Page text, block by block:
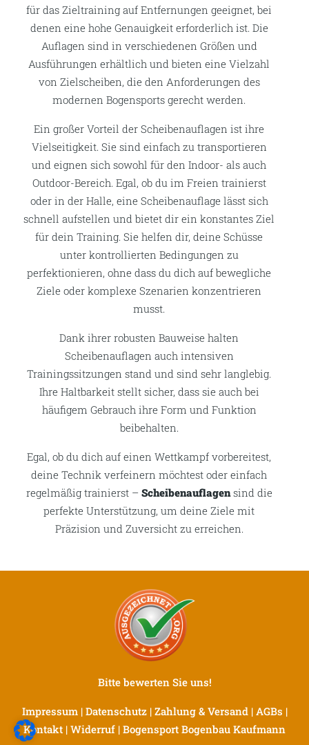
für das Zieltraining auf Entfernungen geeignet, bei
denen eine hohe Genauigkeit erforderlich ist. Die
Auflagen sind in verschiedenen Größen und
Ausführungen erhältlich und bieten eine Vielzahl
von Zielscheiben, die den Anforderungen des
modernen Bogensports gerecht werden.
Ein großer Vorteil der Scheibenauflagen ist ihre
Vielseitigkeit. Sie sind einfach zu transportieren
und eignen sich sowohl für den Indoor- als auch
Outdoor-Bereich. Egal, ob du im Freien trainierst
oder in der Halle, eine Scheibenauflage lässt sich
schnell aufstellen und bietet dir ein konstantes Ziel
für dein Training. Sie helfen dir, deine Schüsse
unter kontrollierten Bedingungen zu
perfektionieren, ohne dass du dich auf bewegliche
Ziele oder komplexe Szenarien konzentrieren
musst.
Dank ihrer robusten Bauweise halten
Scheibenauflagen auch intensiven
Trainingssitzungen stand und sind sehr langlebig.
Ihre Haltbarkeit stellt sicher, dass sie auch bei
häufigem Gebrauch ihre Form und Funktion
beibehalten.
Egal, ob du dich auf einen Wettkampf vorbereitest,
deine Technik verfeinern möchtest oder einfach
regelmäßig trainierst – Scheibenauflagensind die
perfekte Unterstützung, um deine Ziele mit
Präzision und Zuversicht zu erreichen.
Bitte bewerten Sie uns!
Impressum| Datenschutz| Zahlung & Versand| AGBs |
Kontakt | Widerruf | Bogensport Bogenbau Kaufmann